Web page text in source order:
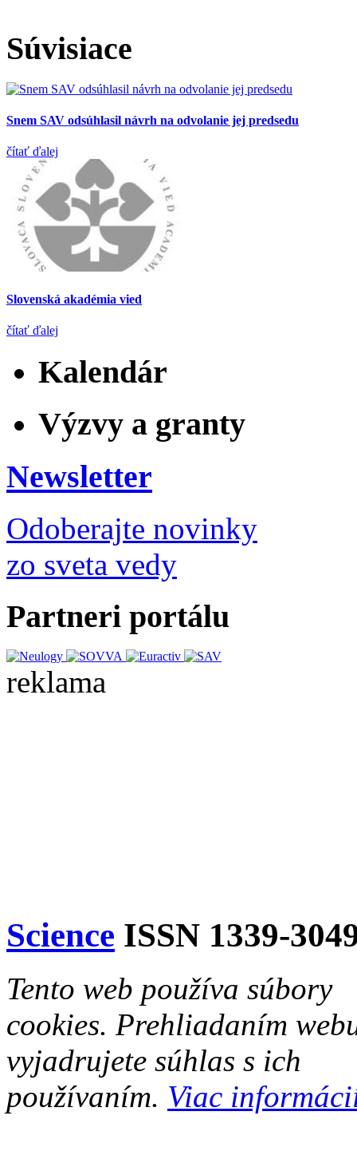
Súvisiace
Snem SAV odsúhlasil návrh na odvolanie jej predsedu
čítať ďalej
Slovenská akadémia vied
čítať ďalej
Kalendár
Výzvy a granty
Newsletter
Odoberajte novinky
zo sveta vedy
Partneri portálu
reklama
Science ISSN 1339-
Tento web používa súbory
cookies. Prehliadaním
vyjadrujete súhlas s ich
používaním. Viac